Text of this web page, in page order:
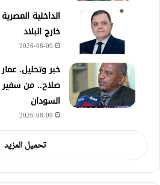
الداخلية
خارج البلاد
2026-08-09
خبر وتحليل.
صلاح.. من سفير
السودان
2026-08-09
تحميل المزيد